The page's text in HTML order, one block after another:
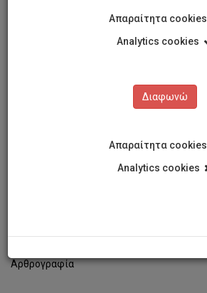
Αρθρογραφία
Απαραίτητα cookies
Analytics cookies
Διαφωνώ
Απαραίτητα cookies
Analytics cookies